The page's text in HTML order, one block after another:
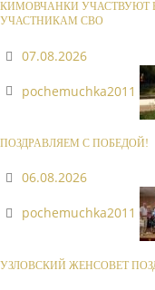
КИМОВЧАНКИ
УЧАСТНИКАМ СВО
07.08.2026
pochemuchka2011
ПОЗДРАВЛЯЕМ С ПОБЕДОЙ!
06.08.2026
pochemuchka2011
УЗЛОВСКИЙ ЖЕНСОВЕТ